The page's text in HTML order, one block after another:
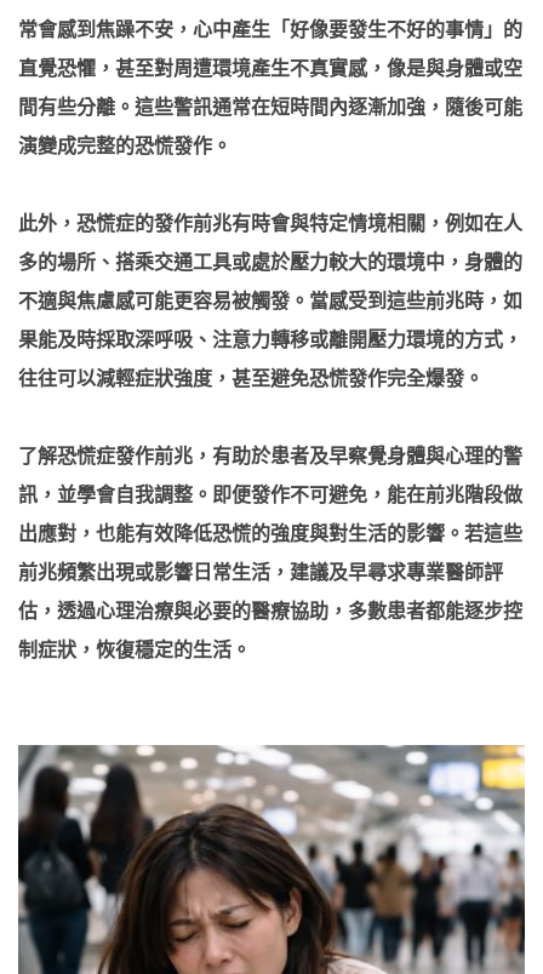
常會感到焦躁不安，心中產生「好像要發生不好的事情」的
直覺恐懼，甚至對周遭環境產生不真實感，像是與身體或空
間有些分離。這些警訊通常在短時間內逐漸加強，隨後可能
演變成完整的恐慌發作。
此外，恐慌症的發作前兆有時會與特定情境相關，例如在人
多的場所、搭乘交通工具或處於壓力較大的環境中，身體的
不適與焦慮感可能更容易被觸發。當感受到這些前兆時，如
果能及時採取深呼吸、注意力轉移或離開壓力環境的方式，
往往可以減輕症狀強度，甚至避免恐慌發作完全爆發。
了解恐慌症發作前兆，有助於患者及早察覺身體與心理的警
訊，並學會自我調整。即便發作不可避免，能在前兆階段做
出應對，也能有效降低恐慌的強度與對生活的影響。若這些
前兆頻繁出現或影響日常生活，建議及早尋求專業醫師評
估，透過心理治療與必要的醫療協助，多數患者都能逐步控
制症狀，恢復穩定的生活。